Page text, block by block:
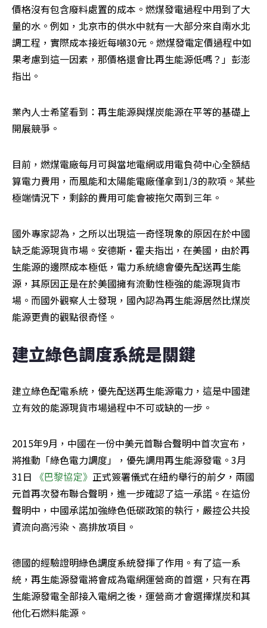
價格沒有包含廢料處置的成本。燃煤發電過程中用到了大
量的水。例如，北京市的供水中就有一大部分來自南水北
調工程，實際成本接近每噸30元。燃煤發電定價過程中如
果考慮到這一因素，那價格還會比再生能源低嗎？」彭澎
指出。
業內人士希望看到：再生能源與煤炭能源在平等的基礎上
開展競爭。
目前，燃煤電廠每月可與當地電網或用電負荷中心全額結
算電力費用，而風能和太陽能電廠僅拿到1/3的款項。某些
極端情況下，剩餘的費用可能會被拖欠兩到三年。
國外專家認為，之所以出現這一奇怪現象的原因在於中國
缺乏能源現貨市場。安德斯·霍夫指出，在美國，由於再
生能源的邊際成本極低，電力系統總會優先配送再生能
源，其原因正是在於美國擁有流動性極強的能源現貨市
場。而國外觀察人士發現，國內認為再生能源居然比煤炭
能源更貴的觀點很奇怪。
建立綠色調度系統是關鍵
建立綠色配電系統，優先配送再生能源電力，這是中國建
立有效的能源現貨市場過程中不可或缺的一步。
2015年9月，中國在一份中美元首聯合聲明中首次​​宣布，
將推動「綠色電力調度」，優先調用再生能源發電。3月
31日 《巴黎協定》 正式簽署儀式在紐約舉行的前夕，兩國
元首再次發布聯合聲明，進一步確認了這一承諾。在這份
聲明中，中國承諾加強綠色低碳政策的執行，嚴控公共投
資流向高污染、高排放項目。
德國的經驗證明綠色調度系統發揮了作用。有了這一系
統，再生能源發電將會成為電網運營商的首選，只有在再
生能源發電全部接入電網之後，運營商才會選擇煤炭和其
他化石燃料能源。